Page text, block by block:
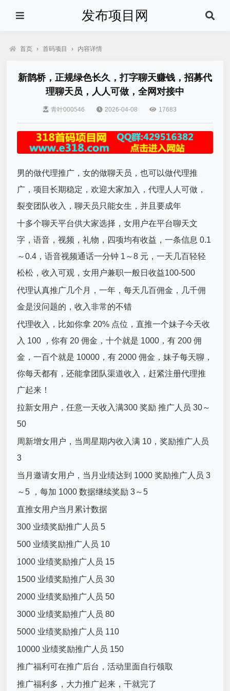
发布项目网
首页 › 首码项目 › 内容详情
新鹊桥，正规绿色长久，打字聊天赚钱，招募代
理聊天员，人人可做，全网对接中
青叶000546 2026-04-08 17683
男的做代理推广，女的做聊天员，也可以做代理推
广，项目长期稳定，欢迎大家加入，代理人人可做，
裂变团队收入，聊天员只能女生，并且要成年
十多个聊天平台供大家选择，女用户在平台聊天文
字，语音，视频，礼物，四项均有收益，一条信息 0.1
～0.4，语音视频通话一分钟 1～8 元，一天几百轻轻
松松，收入可观，女用户兼职一般日收益100-500
代理认真推广几个月，一年，每天几百佣金，几千佣
金是没问题的，收入非常的不错
代理收入，比如你拿 20% 点位，直推一个妹子今天收
入 100 ，你有 20 佣金，十个就是 1000，有 200 佣
金，一百个就是 10000，有 2000 佣金，妹子每天聊，
你每天都有，还能拿团队渠道收入，赶紧注册代理推
广起来！
拉新女用户，任意一天收入满300 奖励 推广人员 30～
50
周新增女用户，当周星期内收入满 10，奖励推广人员
3
当月邀请女用户，当月业绩达到 1000 奖励推广人员 3
～5 ，每加 1000 数据继续奖励 3～5
直推女用户当月累计数据
300 业绩奖励推广人员 5
500 业绩奖励推广人员 10
1000 业绩奖励推广人员 15
1500 业绩奖励推广人员 30
2000 业绩奖励推广人员 50
3000 业绩奖励推广人员 80
5000 业绩奖励推广人员 110
10000 业绩奖励推广人员 150
推广福利可在推广后台，活动里面自行领取
推广福利多，大力推广起来，干就完了